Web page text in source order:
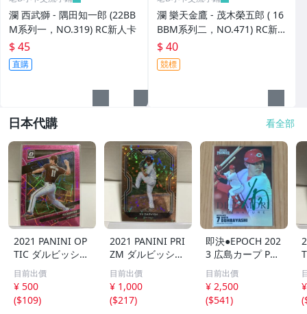
瀾 西武獅 - 隅田知一郎 (22BB
M系列一，NO.319) RC新人卡
$ 45
直購
瀾 樂天金鷹 - 茂木榮五郎 ( 16
BBM系列二，NO.471) RC新人
卡
$ 40
競標
日本代購 看全部
2021 PANINI OP
TIC ダルビッシュ
有 249枚限定
シリアルカード
パドレス
目前出價
¥ 500
($109)
2021 PANINI PRI
ZM ダルビッシュ
有 40枚限定
シリアルカード
パドレス
目前出價
¥ 1,000
($217)
即決●EPOCH 202
3 広島カープ PRE
MIER EDITION
堂林翔太 /5枚限
定 デコモリ緑箔
サインカード #D
目前出價
¥ 2,500
($541)
(